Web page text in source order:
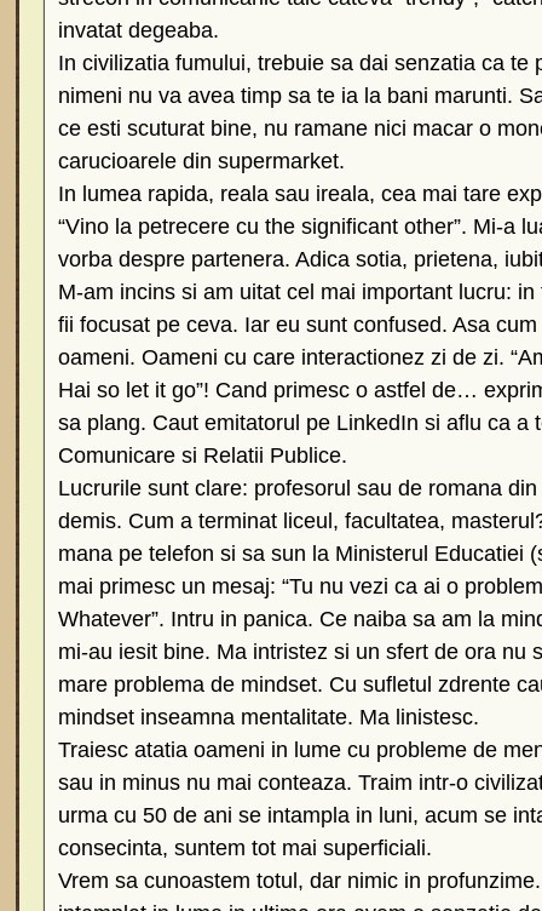
invatat degeaba.
In civilizatia fumului, trebuie sa dai senzatia ca te
nimeni nu va avea timp sa te ia la bani marunti.
ce esti scuturat bine, nu ramane nici macar o
carucioarele din supermarket.
In lumea rapida, reala sau ireala, cea mai tare
“Vino la petrecere cu the significant other”. Mi-a
vorba despre partenera. Adica sotia, prietena,
M-am incins si am uitat cel mai important lucru:
fii focusat pe ceva. Iar eu sunt confused. Asa
oameni. Oameni cu care interactionez zi de zi.
Hai so let it go”! Cand primesc o astfel de…
sa plang. Caut emitatorul pe LinkedIn si aflu ca a
Comunicare si Relatii Publice.
Lucrurile sunt clare: profesorul sau de romana
demis. Cum a terminat liceul, facultatea,
mana pe telefon si sa sun la Ministerul Educatiei
mai primesc un mesaj: “Tu nu vezi ca ai o
Whatever”. Intru in panica. Ce naiba sa am la
mi-au iesit bine. Ma intristez si un sfert de ora nu
mare problema de mindset. Cu sufletul zdrente
mindset inseamna mentalitate. Ma linistesc.
Traiesc atatia oameni in lume cu probleme de
sau in minus nu mai conteaza. Traim intr-o
urma cu 50 de ani se intampla in luni, acum se
consecinta, suntem tot mai superficiali.
Vrem sa cunoastem totul, dar nimic in